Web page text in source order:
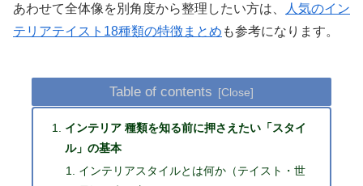
あわせて全体像を別角度から整理したい方は、
人気のイン
テリアテイスト18種類の特徴まとめ も参考になります。
Table of contents
インテリア 種類を知る前に押さえたい「スタイ
ル」の基本
インテリアスタイルとは何か（テイスト・世